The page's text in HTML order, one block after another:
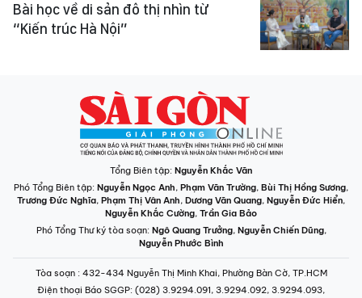
Bài học về di sản đô thị nhìn từ
“Kiến trúc Hà Nội”
Tổng Biên tập: Nguyễn Khắc Văn
Phó Tổng Biên tập: Nguyễn Ngọc Anh, Phạm Văn Trường, Bùi Thị Hồng Sương,
Trương Đức Nghĩa, Phạm Thị Vân Anh, Dương Văn Quang, Nguyễn Đức Hiển,
Nguyễn Khắc Cường, Trần Gia Bảo
Phó Tổng Thư ký tòa soạn: Ngô Quang Trưởng, Nguyễn Chiến Dũng,
Nguyễn Phước Bình
Tòa soạn : 432-434 Nguyễn Thị Minh Khai, Phường Bàn Cờ, TP.HCM
Điện thoại Báo SGGP: (028) 3.9294.091, 3.9294.092, 3.9294.093,